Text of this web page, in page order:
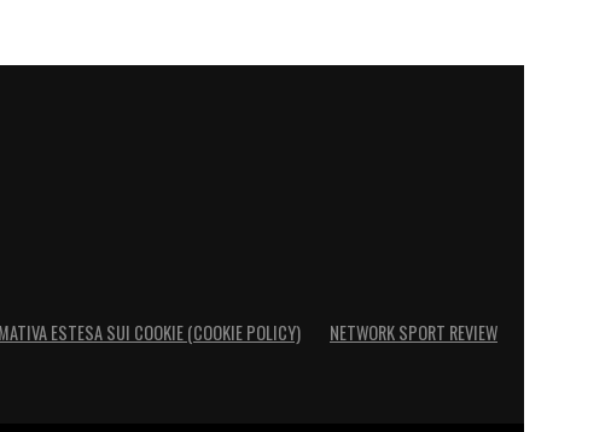
ESTESA SUI COOKIE (COOKIE POLICY) NETWORK SPORT REVIEW